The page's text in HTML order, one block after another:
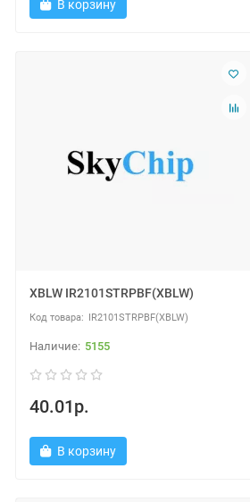
В корзину
XBLW IR2101STRPBF(XBLW)
IR2101STRPBF(XBLW)
5155
40.01р.
В корзину